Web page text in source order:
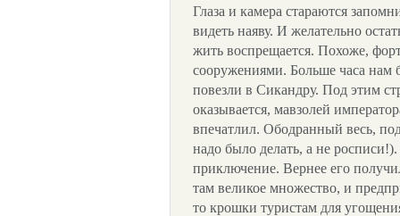
Глаза и камера стараются
видеть наяву. И желательно
жить воспрещается. Похоже,
сооружениями. Больше часа нам
повезли в Сикандру. Под этим
оказывается, мавзолей
впечатлил. Ободранный весь,
надо было делать, а не
приключение. Вернее его
там великое множество, и
то крошки туристам для